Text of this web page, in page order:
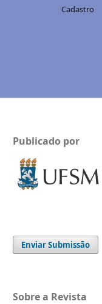
Cadastro
Publicado por
Enviar Submissão
Sobre a Revista